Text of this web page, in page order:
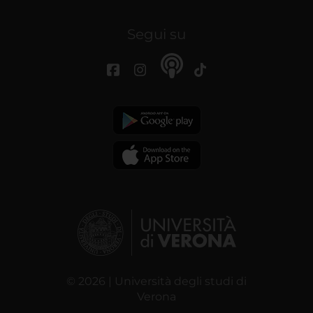
Segui su
© 2026 | Università degli studi di
Verona